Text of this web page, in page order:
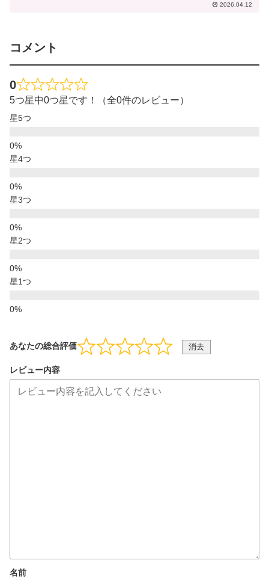
2026.04.12
コメント
0
5つ星中0つ星です！（全0件のレビュー）
星5つ
星4つ
星3つ
星2つ
星1つ
あなたの総合評価 消去
レビュー内容
名前